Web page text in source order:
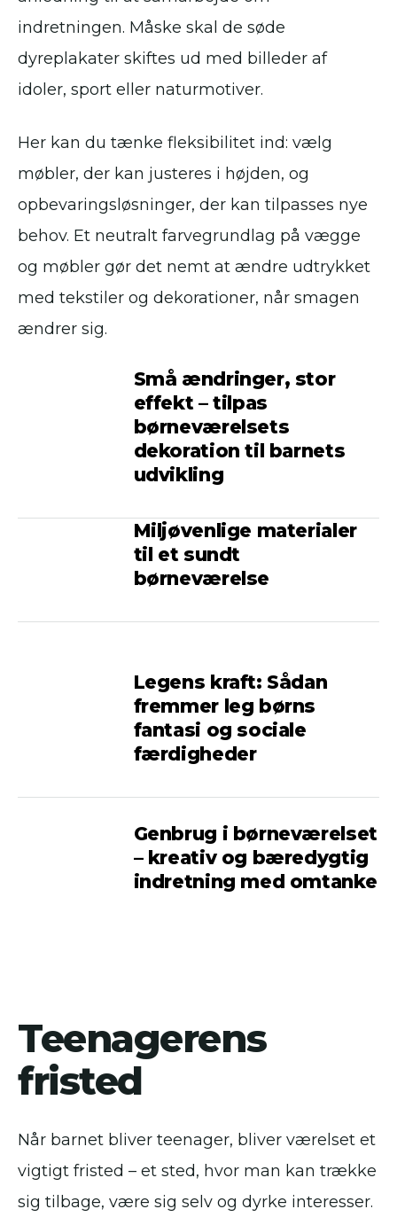
indretningen. Måske skal de søde
dyreplakater skiftes ud med billeder af
idoler, sport eller naturmotiver.
Her kan du tænke fleksibilitet ind: vælg
møbler, der kan justeres i højden, og
opbevaringsløsninger, der kan tilpasses nye
behov. Et neutralt farvegrundlag på vægge
og møbler gør det nemt at ændre udtrykket
med tekstiler og dekorationer, når smagen
ændrer sig.
Små ændringer, stor
effekt – tilpas
børneværelsets
dekoration til barnets
udvikling
Miljøvenlige materialer
til et sundt
børneværelse
Legens kraft: Sådan
fremmer leg børns
fantasi og sociale
færdigheder
Genbrug i børneværelset
– kreativ og bæredygtig
indretning med omtanke
Teenagerens
fristed
Når barnet bliver teenager, bliver værelset et
vigtigt fristed – et sted, hvor man kan trække
sig tilbage, være sig selv og dyrke interesser.